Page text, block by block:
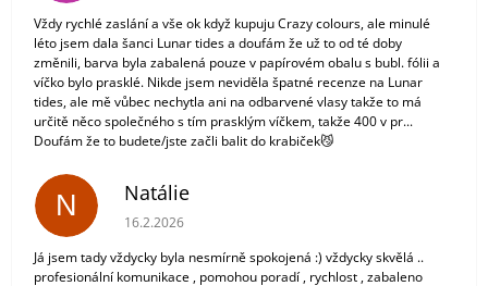
Vždy rychlé zaslání a vše ok když kupuju Crazy colours, ale minulé
léto jsem dala šanci Lunar tides a doufám že už to od té doby
změnili, barva byla zabalená pouze v papírovém obalu s bubl. fólii a
víčko bylo prasklé. Nikde jsem neviděla špatné recenze na Lunar
tides, ale mě vůbec nechytla ani na odbarvené vlasy takže to má
určitě něco společného s tím prasklým víčkem, takže 400 v pr...
Doufám že to budete/jste začli balit do krabiček😼
N Natálie
Hodnocení obchodu je 5 z 5 hvězdiček.
16.2.2026
Já jsem tady vždycky byla nesmírně spokojená :) vždycky skvělá ..
profesionální komunikace , pomohou poradí , rychlost , zabaleno